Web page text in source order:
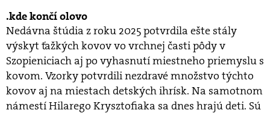
kde končí olovo
Nedávna štúdia z roku 2025 potvrdila ešte stály
výskyt ťažkých kovov vo vrchnej časti pôdy v
Szopieniciach aj po vyhasnutí miestneho priemyslu s
kovom. Vzorky potvrdili nezdravé množstvo týchto
kovov aj na miestach detských ihrísk. Na samotnom
námestí Hilarego Krysztofiaka sa dnes hrajú deti. Sú